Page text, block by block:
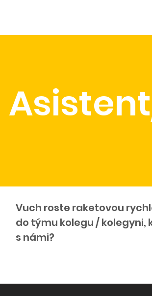
Vuch roste raketovou
do týmu kolegu /
s námi?